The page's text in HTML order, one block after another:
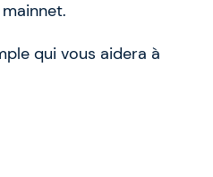
qui vous aidera à